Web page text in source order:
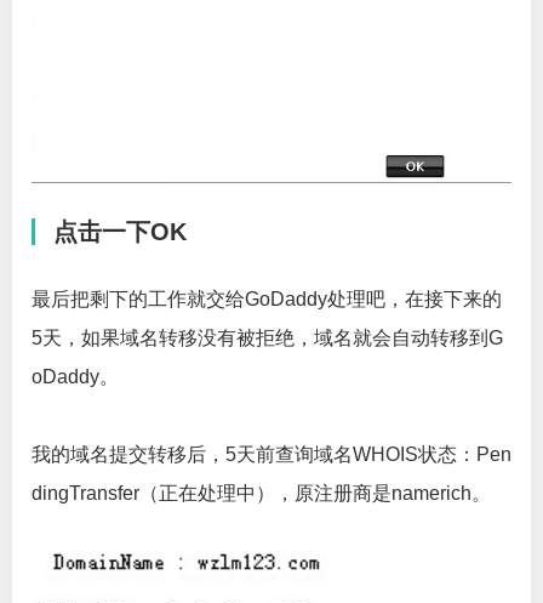
点击一下OK
最后把剩下的工作就交给GoDaddy处理吧，在接下来的
5天，如果域名转移没有被拒绝，域名就会自动转移到G
oDaddy。
我的域名提交转移后，5天前查询域名WHOIS状态：Pen
dingTransfer（正在处理中），原注册商是namerich。